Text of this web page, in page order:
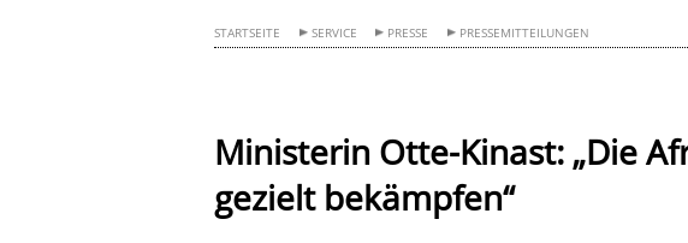
STARTSEITE SERVICE PRESSE PRESSEMITTEILUNGEN
Ministerin Otte-Kinast: „Die
gezielt bekämpfen“